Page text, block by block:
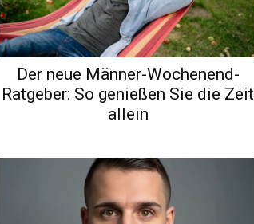
Der neue Männer-Wochenend-
Ratgeber: So genießen Sie die Zeit
allein